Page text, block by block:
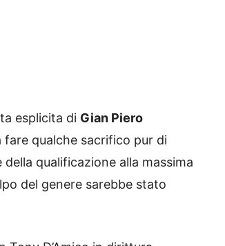
esplicita di Gian Piero
fare qualche sacrifico pur di
qualificazione alla massima
del genere sarebbe stato